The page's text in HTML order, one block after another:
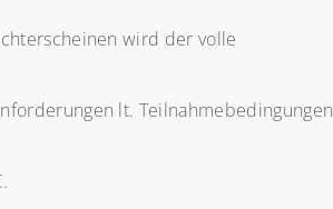
wird der volle
lt. Teilnahmebedingungen